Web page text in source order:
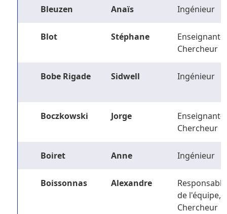
Bleuzen Anaïs Ingénieur
Blot Stéphane
Enseignant-
Chercheur
Bobe Rigade Sidwell Ingénieur
Boczkowski Jorge
Enseignant-
Chercheur
Boiret Anne Ingénieur
Boissonnas Alexandre
Responsable
de l'équipe,
Chercheur